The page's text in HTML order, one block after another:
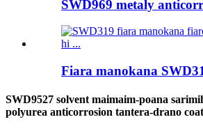
SWD969 metaly
Fiara manokana
SWD9527 solvent maimaim-poana
polyurea anticorrosion tantera-drano